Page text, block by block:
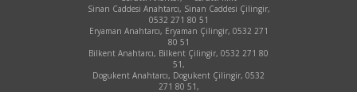
Sinan Caddesi Anahtarcı, Sinan Caddesi Çilingir,
0532 271 80 51
Eryaman Anahtarcı, Eryaman Çilingir, 0532 271
80 51
Bilkent Anahtarcı, Bilkent Çilingir, 0532 271 80
51,
Dogukent Anahtarcı, Dogukent Çilingir, 0532
271 80 51,